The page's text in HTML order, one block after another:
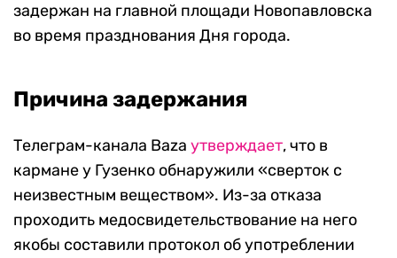
задержан на главной площади Новопавловска
во время празднования Дня города.
Причина задержания
Телеграм-канала Baza утверждает, что в
кармане у Гузенко обнаружили «сверток с
неизвестным веществом». Из-за отказа
проходить медосвидетельствование на него
якобы составили протокол об употреблении